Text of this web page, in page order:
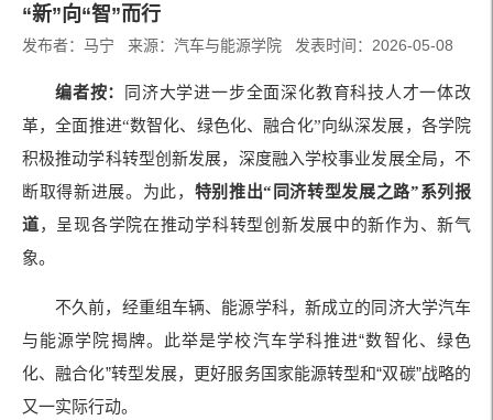
“新”向“智”而行
发布者：马宁 来源：汽车与能源学院 发表时间：2026-05-08
编者按：
同济大学进一步全面深化教育科技人才一体改
革，全面推进“数智化、绿色化、融合化”向纵深发展，各学院
积极推动学科转型创新发展，深度融入学校事业发展全局，不
断取得新进展。为此， 特别推出“同济转型发展之路”系列报
道，呈现各学院在推动学科转型创新发展中的新作为、新气
象。
不久前，经重组车辆、能源学科，新成立的同济大学汽车
与能源学院揭牌。此举是学校汽车学科推进“数智化、绿色
化、融合化”转型发展，更好服务国家能源转型和“双碳”战略的
又一实际行动。